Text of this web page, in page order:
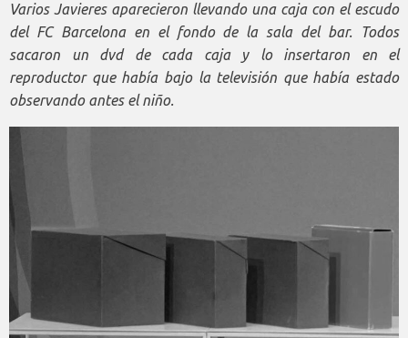
Varios Javieres aparecieron llevando una caja con el escudo
del FC Barcelona en el fondo de la sala del bar. Todos
sacaron un dvd de cada caja y lo insertaron en el
reproductor que había bajo la televisión que había estado
observando antes el niño.